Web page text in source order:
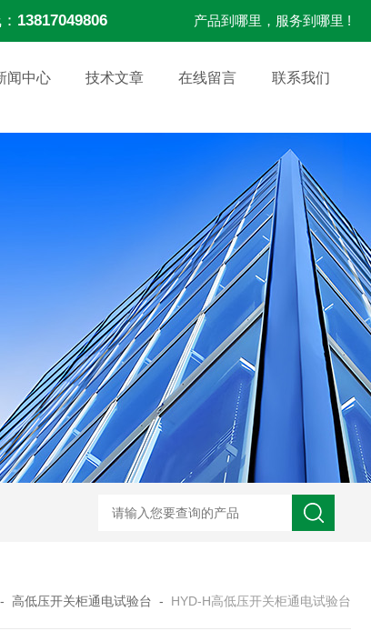
13817049806 产品到哪里，服务到哪里 !
闻中心 技术文章 在线留言 联系我们
GM-5KV-20KV型可调高压兆欧表GM-5KV-20KV nl3203型
高低压开关柜通电试验台 - HYD-H高低压开关柜通电试验台